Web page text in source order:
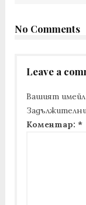
No Comments
Leave a
Вашият имейл
Коментар: *